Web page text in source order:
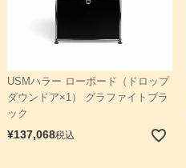
USMハラー ローボード（ドロップ
ダウンドア×1） グラファイトブラ
ック
¥137,068税込